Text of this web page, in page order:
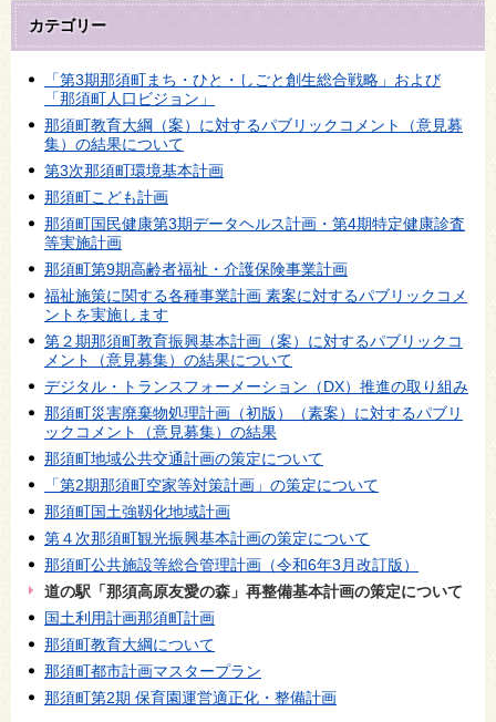
カテゴリー
「第3期那須町まち・ひと・しごと創生総合戦略」および
「那須町人口ビジョン」
那須町教育大綱（案）に対するパブリックコメント（意見募
集）の結果について
第3次那須町環境基本計画
那須町こども計画
那須町国民健康第3期データヘルス計画・第4期特定健康診査
等実施計画
那須町第9期高齢者福祉・介護保険事業計画
福祉施策に関する各種事業計画 素案に対するパブリックコメ
ントを実施します
第２期那須町教育振興基本計画（案）に対するパブリックコ
メント（意見募集）の結果について
デジタル・トランスフォーメーション（DX）推進の取り組み
那須町災害廃棄物処理計画（初版）（素案）に対するパブリ
ックコメント（意見募集）の結果
那須町地域公共交通計画の策定について
「第2期那須町空家等対策計画」の策定について
那須町国土強靱化地域計画
第４次那須町観光振興基本計画の策定について
那須町公共施設等総合管理計画（令和6年3月改訂版）
道の駅「那須高原友愛の森」再整備基本計画の策定について
国土利用計画那須町計画
那須町教育大綱について
那須町都市計画マスタープラン
那須町第2期 保育園運営適正化・整備計画